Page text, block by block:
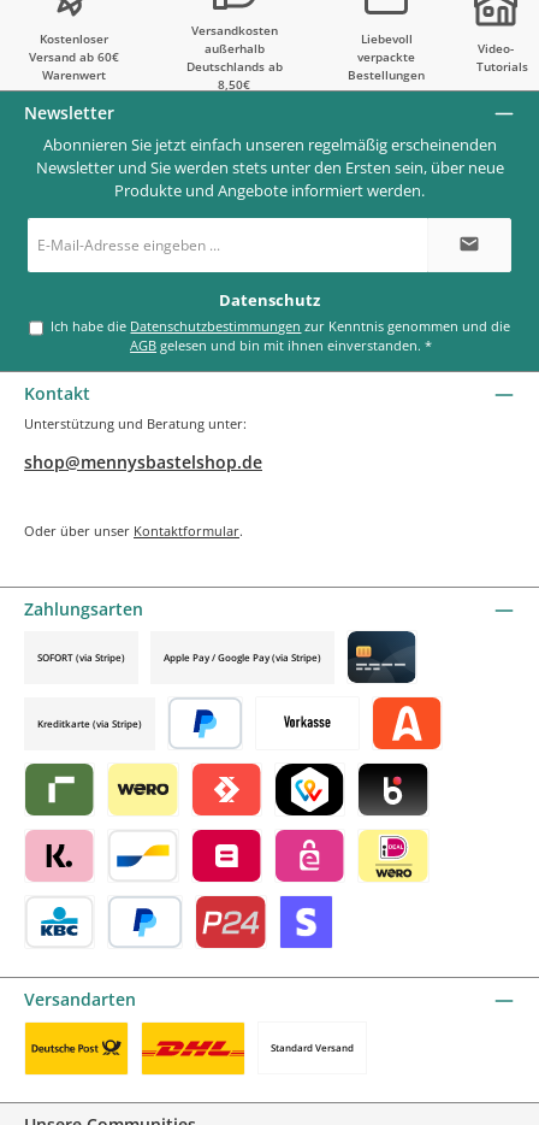
Kostenloser
Versand ab 60€
Warenwert
Versandkosten
außerhalb
Deutschlands ab
8,50€
Liebevoll
verpackte
Bestellungen
Video-
Tutorials
Newsletter
Abonnieren Sie jetzt einfach unseren regelmäßig erscheinenden
Newsletter und Sie werden stets unter den Ersten sein, über neue
Produkte und Angebote informiert werden.
E-
Mail-
*
Datenschutz
Ich habe die Datenschutzbestimmungen
AGB gelesen und bin mit ihnen einverstanden.*
Kontakt
Unterstützung und Beratung unter:
shop@mennysbastelshop.de
Oder über unser Kontaktformular.
Zahlungsarten
Vorkasse Alma by mollie
Riverty by mollie
Wero Satispay by mollieTWINT by mollieBlik by mollie
Klarna by mollieBancontact by mollie
Belfius by mollieeps by mollie
SOFORT (via Stripe) Apple Pay / Google Pay (via Stripe)
Credit card by mollie
Kreditkarte (via Stripe)
Später bezahlen
Versandarten
Standard Versand